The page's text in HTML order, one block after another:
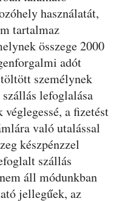
használatát,
tartalmaz
összege 2000
adót
személynek
lefoglalása
a fizetést
való utalással
készpénzzel
szállás
áll módunkban
jellegűek, az